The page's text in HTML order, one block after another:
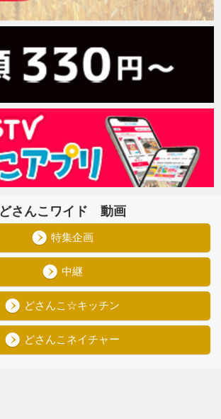
どさんこワイド 動画
特集企画
中継
どさんこ☆キッチン
どさんこネイチャー